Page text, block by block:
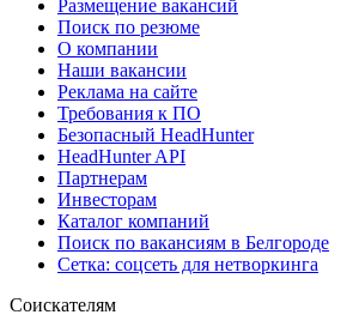
Размещение вакансий
Поиск по резюме
О компании
Наши вакансии
Реклама на сайте
Требования к ПО
Безопасный HeadHunter
HeadHunter API
Партнерам
Инвесторам
Каталог компаний
Поиск по вакансиям в Белгороде
Сетка: соцсеть для нетворкинга
Соискателям